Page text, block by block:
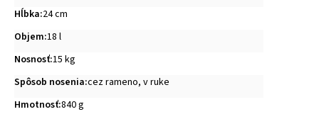
Hĺbka:24 cm
Objem:18 l
Nosnosť:15 kg
Spôsob nosenia:cez rameno, v ruke
Hmotnosť:840 g